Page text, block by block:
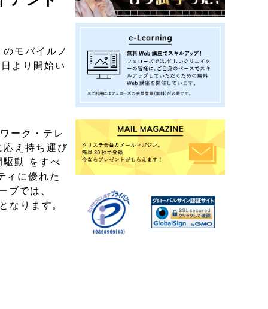
モバイルノ
より開始い
ーク・テレ
応え持ち運び
駆動 をすべ
ィに優れた
ブでは、
なります。